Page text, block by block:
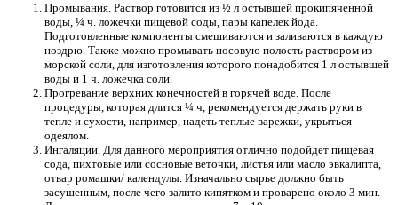
Промывания. Раствор готовится из ½ л остывшей прокипяченной
воды, ¼ ч. ложечки пищевой соды, пары капелек йода.
Подготовленные компоненты смешиваются и заливаются в каждую
ноздрю. Также можно промывать носовую полость раствором из
морской соли, для изготовления которого понадобится 1 л остывшей
воды и 1 ч. ложечка соли.
Прогревание верхних конечностей в горячей воде. После
процедуры, которая длится ¼ ч, рекомендуется держать руки в
тепле и сухости, например, надеть теплые варежки, укрыться
одеялом.
Ингаляции. Для данного мероприятия отлично подойдет пищевая
сода, пихтовые или сосновые веточки, листья или масло эвкалипта,
отвар ромашки/ календулы. Изначально сырье должно быть
засушенным, после чего залито кипятком и проварено около 3 мин.